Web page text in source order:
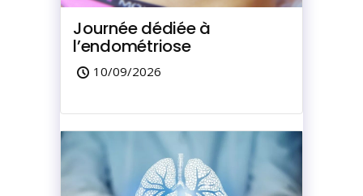
Journée dédiée à
l’endométriose
10/09/2026